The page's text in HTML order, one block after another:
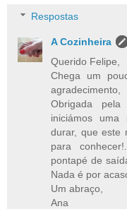
Respostas
A Cozinheira
Querido Felipe,
Chega um
Obrigada
iniciámos
durar, que este
para
pontapé de
Nada é por
Um abraço,
Ana